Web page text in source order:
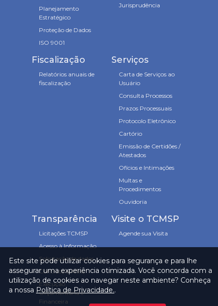
Este site pode utilizar cookies para segurança e para lhe
assegurar uma experiência otimizada. Você concorda com a
utilização de cookies ao navegar neste ambiente? Conheça
a nossa Política de Privacidade..
Planejamento
Estratégico
Proteção de Dados
ISO 9001
Jurisprudência
Fiscalização
Relatórios anuais de
fiscalização
Serviços
Carta de Serviços ao
Usuário
Consulta Processos
Prazos Processuais
Protocolo Eletrônico
Cartório
Emissão de Certidões /
Atestados
Ofícios e Intimações
Multas e
Procedimentos
Ouvidoria
Transparência
Licitações TCMSP
Acesso à Informação
Solicitação de dados
Contrato e Afins
Execução
Orçamentária e
Financeira
Visite o TCMSP
Agende sua Visita